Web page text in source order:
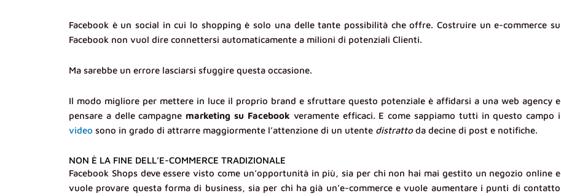
Facebook è un social in cui lo shopping è solo una delle tante possibilità che offre. Costruire un e-commerce su
Facebook non vuol dire connettersi automaticamente a milioni di potenziali Clienti.
Ma sarebbe un errore lasciarsi sfuggire questa occasione.
Il modo migliore per mettere in luce il proprio brand e sfruttare questo potenziale è affidarsi a una web agency e
pensare a delle campagne marketing su Facebook veramente efficaci. E come sappiamo tutti in questo campo i
video sono in grado di attrarre maggiormente l’attenzione di un utente distratto da decine di post e notifiche.
NON È LA FINE DELL’E-COMMERCE TRADIZIONALE
Facebook Shops deve essere visto come un’opportunità in più, sia per chi non hai mai gestito un negozio online e
vuole provare questa forma di business, sia per chi ha già un’e-commerce e vuole aumentare i punti di contatto